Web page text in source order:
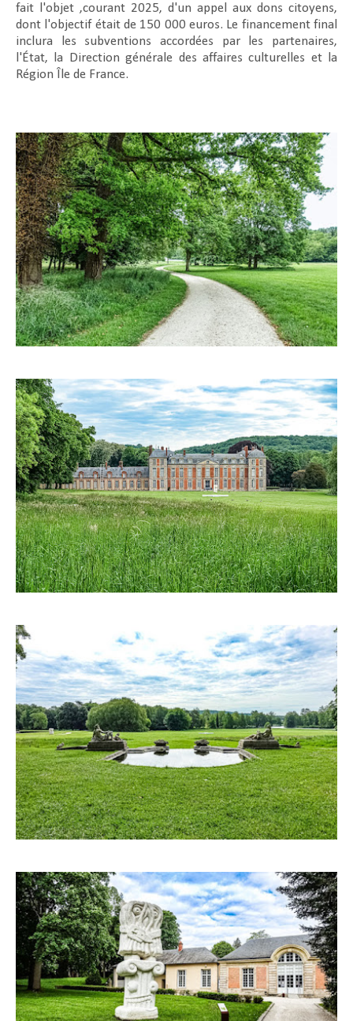
fait l'objet ,courant 2025, d'un appel aux dons citoyens,
dont l'objectif était de 150 000 euros. Le financement final
inclura les subventions accordées par les partenaires,
l'État, la Direction générale des affaires culturelles et la
Région Île de France.